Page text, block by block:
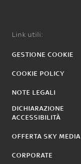
Link utili:
GESTIONE COOKIE
COOKIE POLICY
NOTE LEGALI
DICHIARAZIONE
ACCESSIBILITÀ
OFFERTA SKY MEDIA
CORPORATE